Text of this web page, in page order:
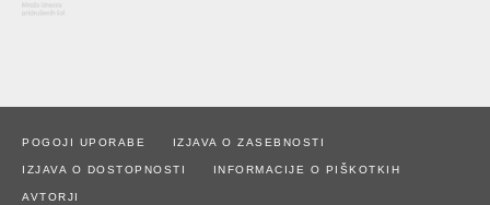
POGOJI UPORABE IZJAVA O ZASEBNOSTI
IZJAVA O DOSTOPNOSTI INFORMACIJE O PIŠKOTKIH
AVTORJI